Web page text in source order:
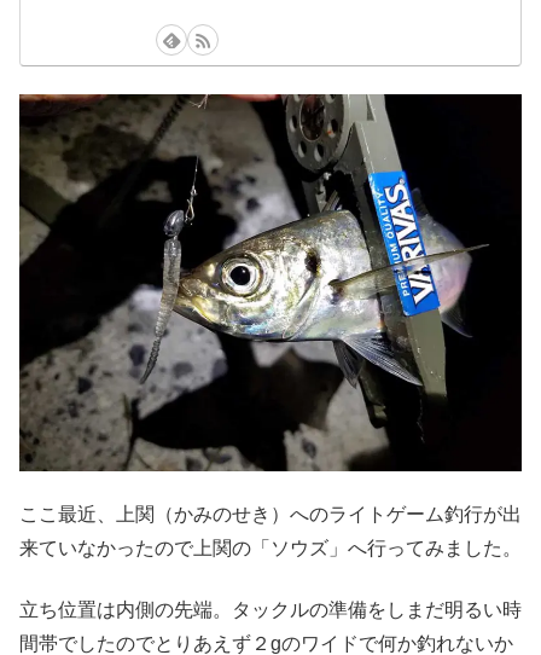
ここ最近、上関（かみのせき）へのライトゲーム釣行が出
来ていなかったので上関の「ソウズ」へ行ってみました。
立ち位置は内側の先端。タックルの準備をしまだ明るい時
間帯でしたのでとりあえず２gのワイドで何か釣れないか